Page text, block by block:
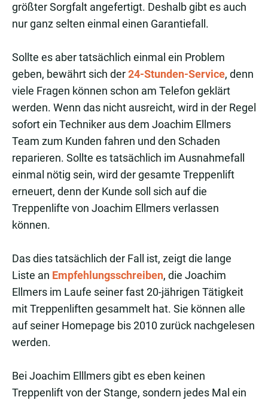
größter Sorgfalt angefertigt. Deshalb gibt es auch
nur ganz selten einmal einen Garantiefall.
Sollte es aber tatsächlich einmal ein Problem
geben, bewährt sich der24-Stunden-Service, denn
viele Fragen können schon am Telefon geklärt
werden. Wenn das nicht ausreicht, wird in der Regel
sofort ein Techniker aus dem Joachim Ellmers
Team zum Kunden fahren und den Schaden
reparieren. Sollte es tatsächlich im Ausnahmefall
einmal nötig sein, wird der gesamte Treppenlift
erneuert, denn der Kunde soll sich auf die
Treppenlifte von Joachim Ellmers verlassen
können.
Das dies tatsächlich der Fall ist, zeigt die lange
Liste an Empfehlungsschreiben, die Joachim
Ellmers im Laufe seiner fast 20-jährigen Tätigkeit
mit Treppenliften gesammelt hat. Sie können alle
auf seiner Homepage bis 2010 zurück nachgelesen
werden.
Bei Joachim Elllmers gibt es eben keinen
Treppenlift von der Stange, sondern jedes Mal ein